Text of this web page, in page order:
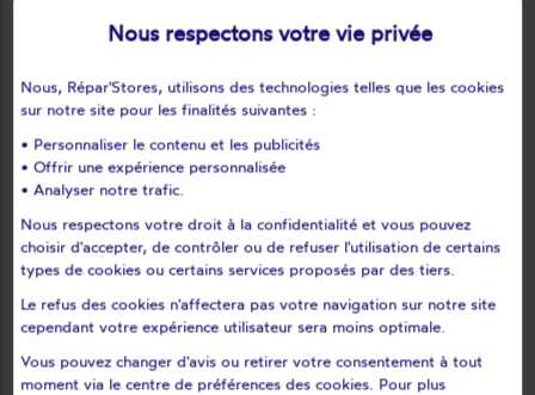
Le tertre-saint-denis
Le tremblay-sur-mauldre
Les bréviaires
Les clayes-sous-bois
Les essarts-le-roi
Les loges-en-josas
Les mesnuls
Les mureaux
Lévis-saint-nom
Limetz-villez
Lommoye
Longnes
Longvilliers
L'étang-la-ville
Magnanville
Magny-les-hameaux
Mantes-la-ville
Marcq
Nous respectons votre vie privée
Nous, Répar'Stores, utilisons des technologies telles que les cookies
sur notre site pour les finalités suivantes :
• Personnaliser le contenu et les publicités
• Offrir une expérience personnalisée
• Analyser notre trafic.
Nous respectons votre droit à la confidentialité et vous pouvez
choisir d'accepter, de contrôler ou de refuser l'utilisation de certains
types de cookies ou certains services proposés par des tiers.
Le refus des cookies n'affectera pas votre navigation sur notre site
cependant votre expérience utilisateur sera moins optimale.
Vous pouvez changer d'avis ou retirer votre consentement à tout
moment via le centre de préférences des cookies. Pour plus